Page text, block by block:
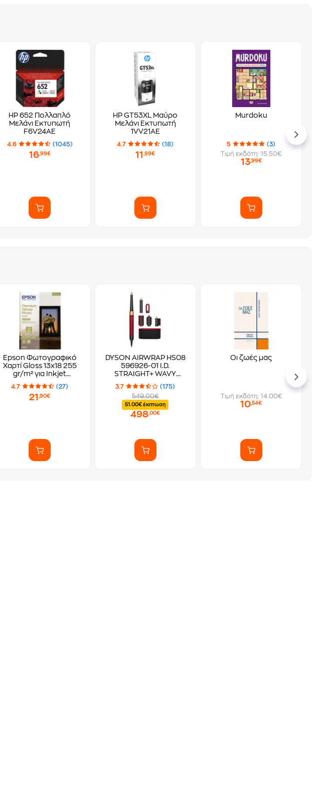
HP 652 Πολλαπλό
Μελάνι Εκτυπωτή
F6V24AE
4.6 (1045)
16,99€
HP GT53XL Μαύρο
Μελάνι Εκτυπωτή
1VV21AE
4.7 (18)
11,99€
Murdoku
5
(3)
Τιμή εκδότη: 15.50€
13,99€
Epson Φωτογραφικό
Χαρτί Gloss 13x18 255
gr/m² για Inkjet
Εκτυπωτές 30 φύλλα
4.7 (27)
21,90€
DYSON AIRWRAP HS08
596926-01 I.D.
STRAIGHT+ WAVY
Multistyler Red
Velvet/Gold
3.7
(175)
549.00€
51.00€ έκπτωση
498,00€
Οι ζωές μας
Τιμή εκδότη: 14.00€
10,54€